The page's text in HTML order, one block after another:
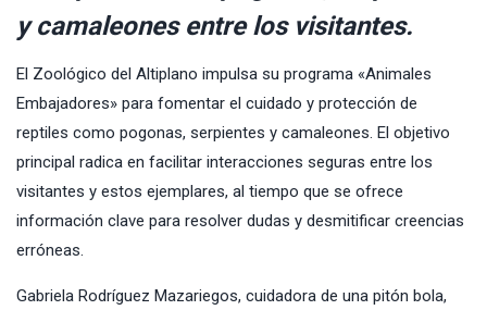
y camaleones entre los visitantes.
El Zoológico del Altiplano impulsa su programa «Animales
Embajadores» para fomentar el cuidado y protección de
reptiles como pogonas, serpientes y camaleones. El objetivo
principal radica en facilitar interacciones seguras entre los
visitantes y estos ejemplares, al tiempo que se ofrece
información clave para resolver dudas y desmitificar creencias
erróneas.
Gabriela Rodríguez Mazariegos, cuidadora de una pitón bola,